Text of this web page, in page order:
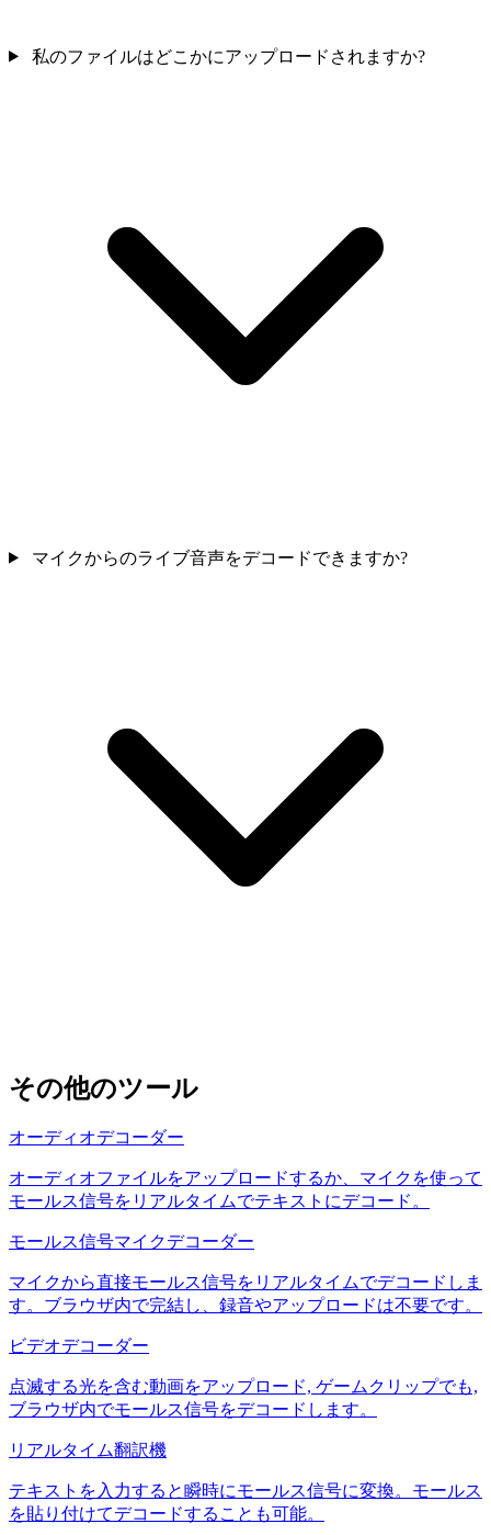
私のファイルはどこかにアップロードされますか?
マイクからのライブ音声をデコードできますか?
その他のツール
オーディオデコーダー
オーディオファイルをアップロードするか、マイクを使って
モールス信号をリアルタイムでテキストにデコード。
モールス信号マイクデコーダー
マイクから直接モールス信号をリアルタイムでデコードしま
す。ブラウザ内で完結し、録音やアップロードは不要です。
ビデオデコーダー
点滅する光を含む動画をアップロード, ゲームクリップでも,
ブラウザ内でモールス信号をデコードします。
リアルタイム翻訳機
テキストを入力すると瞬時にモールス信号に変換。モールス
を貼り付けてデコードすることも可能。